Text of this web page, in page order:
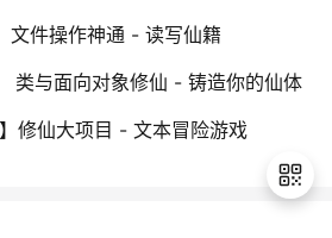
文件操作神通 - 读写仙籍
类与面向对象修仙 - 铸造你的仙体
修仙大项目 - 文本冒险游戏